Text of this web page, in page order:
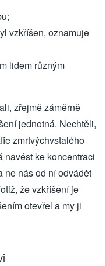
vzkříšen, oznamuje
lidem různým
zřejmě záměrně
jednotná. Nechtěli,
zmrtvýchvstalého
navést ke koncentraci
ne nás od ní odvádět
že vzkříšení je
otevřel a my ji